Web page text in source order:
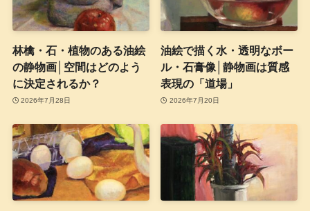
林檎・石・植物のある油絵
の静物画│空間はどのよう
に決定されるか？
2026年7月28日
油絵で描く水・透明なボー
ル・石膏像│静物画は質感
表現の「道場」
2026年7月20日